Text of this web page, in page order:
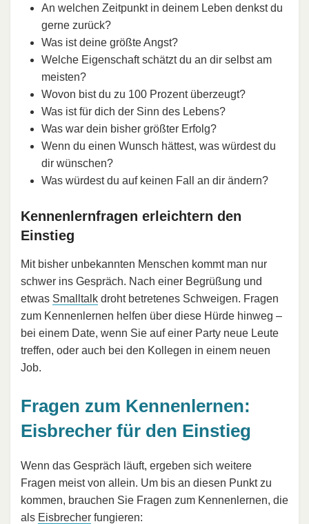
An welchen Zeitpunkt in deinem Leben denkst du
gerne zurück?
Was ist deine größte Angst?
Welche Eigenschaft schätzt du an dir selbst am
meisten?
Wovon bist du zu 100 Prozent überzeugt?
Was ist für dich der Sinn des Lebens?
Was war dein bisher größter Erfolg?
Wenn du einen Wunsch hättest, was würdest du
dir wünschen?
Was würdest du auf keinen Fall an dir ändern?
Kennenlernfragen erleichtern den
Einstieg
Mit bisher unbekannten Menschen kommt man nur
schwer ins Gespräch. Nach einer Begrüßung und
etwas Smalltalk droht betretenes Schweigen. Fragen
zum Kennenlernen helfen über diese Hürde hinweg –
bei einem Date, wenn Sie auf einer Party neue Leute
treffen, oder auch bei den Kollegen in einem neuen
Job.
Fragen zum Kennenlernen:
Eisbrecher für den Einstieg
Wenn das Gespräch läuft, ergeben sich weitere
Fragen meist von allein. Um bis an diesen Punkt zu
kommen, brauchen Sie Fragen zum Kennenlernen, die
als Eisbrecher fungieren: